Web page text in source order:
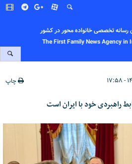
رسانه تخصصی خانواده محور در کشور
The First Family News Agency in
چاپ
راهبردی خود با ایران است